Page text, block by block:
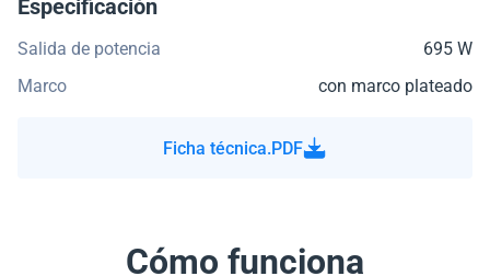
Especificación
Salida de potencia
695 W
Marco
con marco plateado
Ficha técnica.PDF
Cómo funciona